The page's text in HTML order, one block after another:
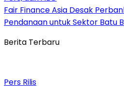
Fair Finance Asia Desak
Pendanaan untuk Sektor Batu
Berita Terbaru
Pers Rilis